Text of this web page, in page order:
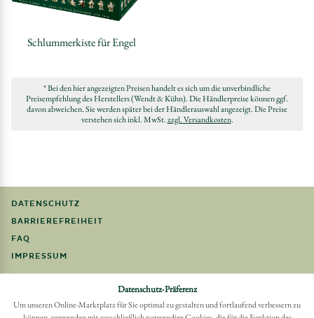
Schlummerkiste für Engel
* Bei den hier angezeigten Preisen handelt es sich um die unverbindliche
Preisempfehlung des Herstellers (Wendt & Kühn). Die Händlerpreise können ggf.
davon abweichen. Sie werden später bei der Händlerauswahl angezeigt. Die Preise
verstehen sich inkl. MwSt.zzgl. Versandkosten.
DATENSCHUTZ
BARRIEREFREIHEIT
FAQ
IMPRESSUM
Möchten Sie eine Bestellung widerrufen?
Hier Widerruf mit wenigen Klicks online erreichen
Datenschutz-Präferenz
Um unseren Online-Marktplatz für Sie optimal zu gestalten und fortlaufend verbessern zu